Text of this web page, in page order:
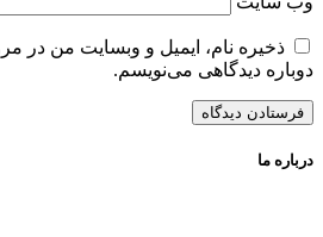
ذخیره نام، ایمیل و وبسایت من در
دوباره دیدگاهی می‌نویسم.
درباره ما